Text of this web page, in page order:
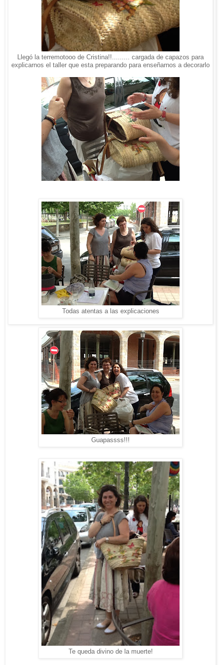
Llegó la terremotooo de Cristina!!......... cargada de capazos para
explicarnos el taller que esta preparando para enseñarnos a decorarlo
Todas atentas a las explicaciones
Guapassss!!!
Te queda divino de la muerte!